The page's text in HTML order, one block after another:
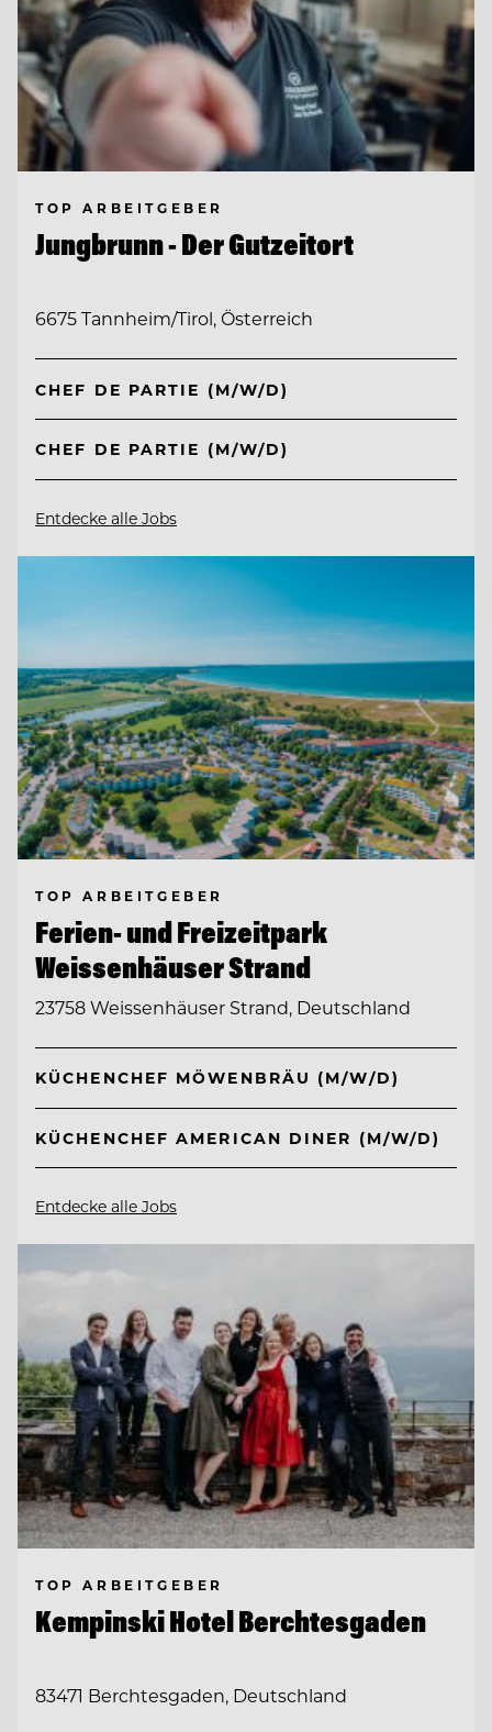
TOP ARBEITGEBER
Jungbrunn - Der Gutzeitort
6675 Tannheim/Tirol, Österreich
CHEF DE PARTIE (M/W/D)
CHEF DE PARTIE (M/W/D)
Entdecke alle Jobs
TOP ARBEITGEBER
Ferien- und Freizeitpark
Weissenhäuser Strand
23758 Weissenhäuser Strand, Deutschland
KÜCHENCHEF MÖWENBRÄU (M/W/D)
KÜCHENCHEF AMERICAN DINER (M/W/D)
Entdecke alle Jobs
TOP ARBEITGEBER
Kempinski Hotel Berchtesgaden
83471 Berchtesgaden, Deutschland